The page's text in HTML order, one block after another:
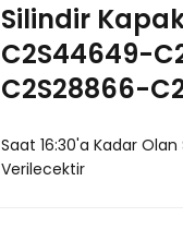
Silindir
C2S44649-
C2S28866-
Saat 16:30'a Kadar
Verilecektir